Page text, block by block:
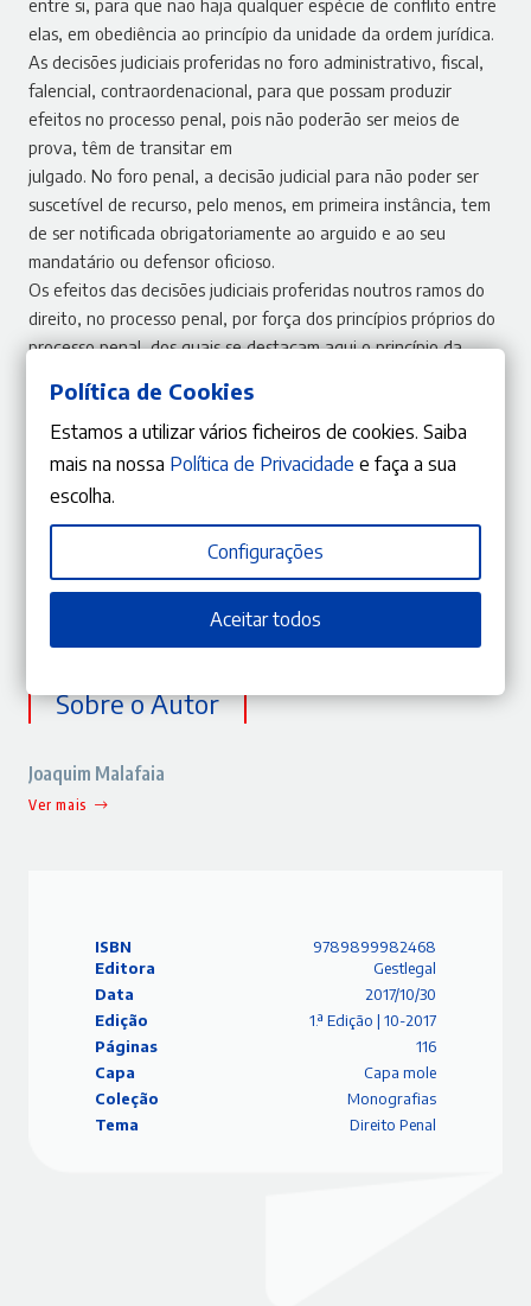
entre si, para que não haja qualquer espécie de conflito entre
elas, em obediência ao princípio da unidade da ordem jurídica.
As decisões judiciais proferidas no foro administrativo, fiscal,
falencial, contraordenacional, para que possam produzir
efeitos no processo penal, pois não poderão ser meios de
prova, têm de transitar em
julgado. No foro penal, a decisão judicial para não poder ser
suscetível de recurso, pelo menos, em primeira instância, tem
de ser notificada obrigatoriamente ao arguido e ao seu
mandatário ou defensor oficioso.
Os efeitos das decisões judiciais proferidas noutros ramos do
direito, no processo penal, por força dos princípios próprios do
processo penal, dos quais se destacam aqui o princípio da
princípio da unidade da ordem jurídica, são o de poderem
funcionar, em determinados casos, para o direito penal como
uma verdadeira causa de exclusão de ilicitude, por força do
disposto no artigo 31.º n.º 1 do Código Penal. As decisões
determinadas circunstâncias, de possibilitar
a revisão extraordinária de decisão penal transitada em
Sobre o Autor
Joaquim Malafaia
Ver mais
ISBN
9789899982468
Editora
Gestlegal
Data
2017/10/30
Edição
1.ª Edição | 10-2017
Páginas
116
Capa
Capa mole
Coleção
Monografias
Tema
Direito Penal
Política de Cookies
Estamos a utilizar vários ficheiros de cookies. Saiba
mais na nossa Política de Privacidade e faça a sua
escolha.
Configurações
Aceitar todos